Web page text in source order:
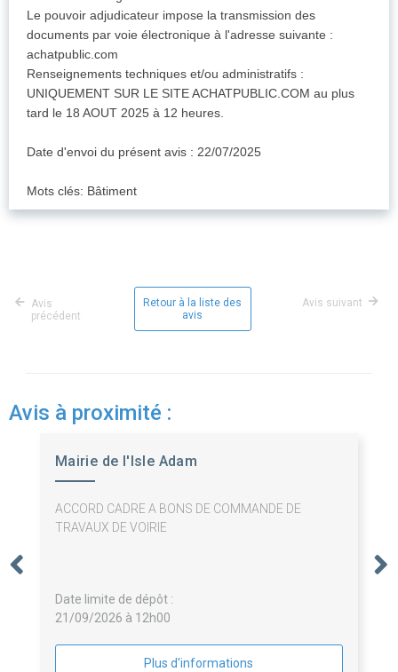
Le pouvoir adjudicateur impose la transmission des
documents par voie électronique à l'adresse suivante :
achatpublic.com
Renseignements techniques et/ou administratifs :
UNIQUEMENT SUR LE SITE ACHATPUBLIC.COM au plus
tard le 18 AOUT 2025 à 12 heures.
Date d'envoi du présent avis : 22/07/2025
Mots clés: Bâtiment
Avis
précédent
Retour à la liste des
avis
Avis suivant
Avis à proximité :
Mairie de l'Isle Adam
ACCORD CADRE A BONS DE COMMANDE DE
TRAVAUX DE VOIRIE
Date limite de dépôt :
21/09/2026 à 12h00
Plus d'informations